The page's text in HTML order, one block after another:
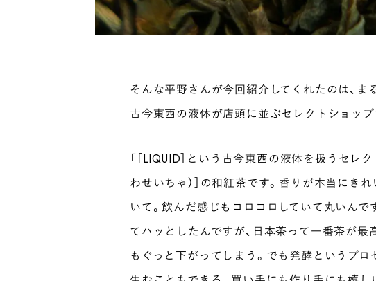
そんな平野さんが今回紹介してくれたのは、
古今東西の液体が店頭に並ぶセレクトショッ
「［LIQUID］という古今東西の液体を扱うセレ
わせいちゃ）］の和紅茶です。香りが本当にき
いて。飲んだ感じもコロコロしていて丸いんで
てハッとしたんですが、日本茶って一番茶が最
もぐっと下がってしまう。でも発酵というプ